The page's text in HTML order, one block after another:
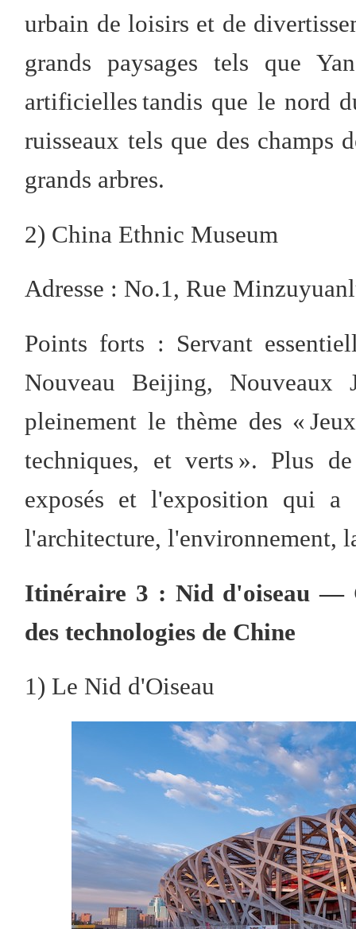
urbain de loisirs et de
grands paysages tels que
artificielles tandis que le nord
ruisseaux tels que des champs
grands arbres.
2) China Ethnic Museum
Adresse : No.1, Rue
Points forts : Servant
Nouveau Beijing, Nouveaux
pleinement le thème des «
techniques, et verts ». Plus
exposés et l'exposition qui a
l'architecture, l'environnement,
Itinéraire 3 : Nid d'oiseau —
des technologies de Chine
1) Le Nid d'Oiseau